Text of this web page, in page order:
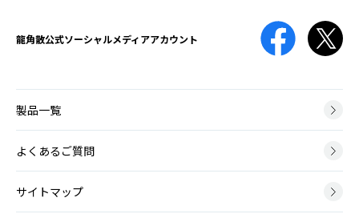
ランスが崩れてしまった時などに、口腔内にカンジダ菌が増殖して口
腔咽頭カンジダ症を引き起こします。
膿栓
のうせん
のどの扁桃には多数のくぼみがあります。そのくぼみに細菌やウイル
スの死骸、食べかすなどがたまって形成される白っぽい塊が膿栓で
咽頭がん
声帯ポリープ
る炎症や大声を出した時などに、声帯の血管から出血して、その修復
過程で形成されます。
ポリープ様声帯
ぽりーぷようせいたい
ポリープ様声帯とは、声帯の左右両側が全体的にむくんだように腫れ
やくざいせい
治療のために薬の服用や点滴をしても、期待する効果以外の有害な反
様々です。
しんけいきんしっかん
病気です。
龍角散公式ソーシャルメディアアカウント
製品一覧
よくあるご質問
サイトマップ